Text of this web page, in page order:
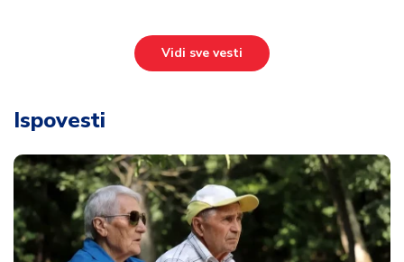
Vidi sve vesti
Ispovesti